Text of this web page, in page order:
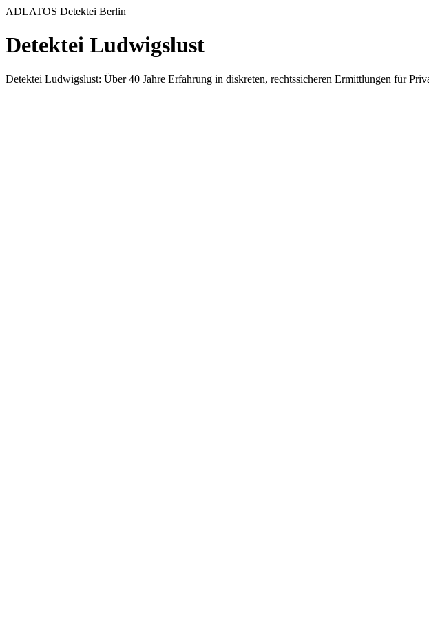
ADLATOS Detektei Berlin
Detektei Ludwigslust
Detektei Ludwigslust: Über 40 Jahre Erfahrung in diskreten, rechtssicheren Ermittlungen für